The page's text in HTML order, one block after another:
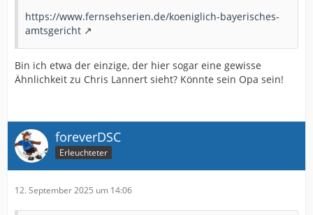
https://www.fernsehserien.de/koeniglich-bayerisches-
amtsgericht
Bin ich etwa der einzige, der hier sogar eine gewisse
Ähnlichkeit zu Chris Lannert sieht? Könnte sein Opa sein!
foreverDSC
Erleuchteter
12. September 2025 um 14:06